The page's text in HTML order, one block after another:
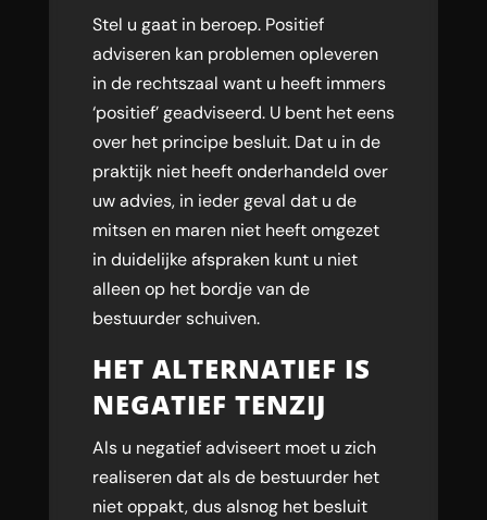
Stel u gaat in beroep. Positief
adviseren kan problemen opleveren
in de rechtszaal want u heeft immers
‘positief’ geadviseerd. U bent het eens
over het principe besluit. Dat u in de
praktijk niet heeft onderhandeld over
uw advies, in ieder geval dat u de
mitsen en maren niet heeft omgezet
in duidelijke afspraken kunt u niet
alleen op het bordje van de
bestuurder schuiven.
HET ALTERNATIEF IS
NEGATIEF TENZIJ
Als u negatief adviseert moet u zich
realiseren dat als de bestuurder het
niet oppakt, dus alsnog het besluit